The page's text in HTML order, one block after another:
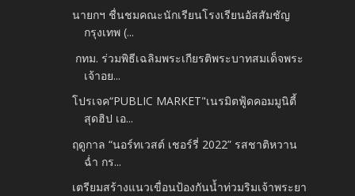
นายกฯ ชื่นชมคณะนักเรียนโรงเรียนอัสสัมชัญ
กรุงเทพ (...
กทม. ร่วมพิธีเฉลิมพระเกียรติพระบาทสมเด็จพระ
เจ้าอย...
โปรเจค“PUBLIC MARKET"เนรมิตฟู้ดคอมมูนิตี้
สุดฮิป เอ...
ฤดูกาล “นอร์ทเวสต์ เชอร์รี่ 2022” รสชาติหวาน
ฉ่ำ กร...
เตรียมสร้างแนวเขื่อนป้องกันน้ำท่วมริมเจ้าพระยา